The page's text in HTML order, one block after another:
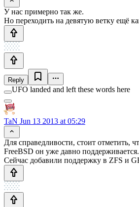
У нас примерно так же.
Но переходить на девятую ветку ещё
Reply
UFO landed and left these words here
TaN Jun 13 2013 at 05:29
Для справедливости, стоит отметить,
FreeBSD он уже давно поддерживается.
Сейчас добавили поддержку в ZFS и